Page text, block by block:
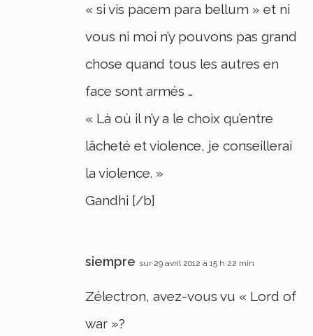
« si vis pacem para bellum » et ni
vous ni moi n’y pouvons pas grand
chose quand tous les autres en
face sont armés …
« Là où il n’y a le choix qu’entre
lâcheté et violence, je conseillerai
la violence. »
Gandhi [/b]
siempre sur 29 avril 2012 à 15 h 22 min
Zélectron, avez-vous vu « Lord of
war »?